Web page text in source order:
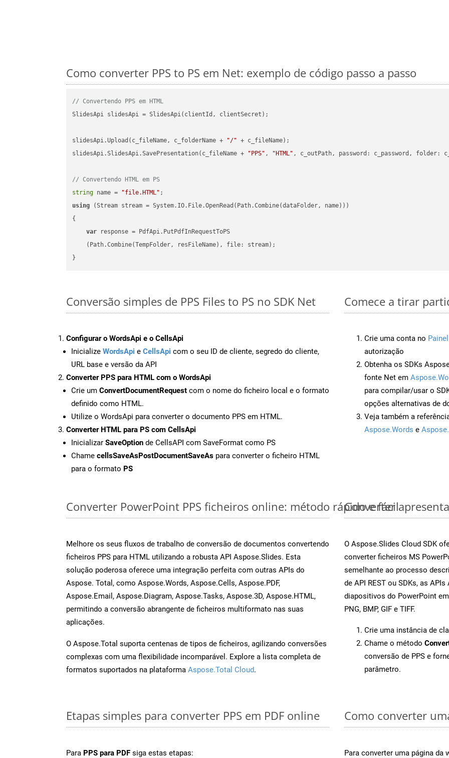
Como converter PPS to PS em Net: exemplo de código passo a passo
// Convertendo PPS em HTML
SlidesApi slidesApi = SlidesApi(clientId, clientSecret);
slidesApi.Upload(c_fileName, c_folderName + "/" + c_fileName);
slidesApi.SlidesApi.SavePresentation(c_fileName +
"PPS" , "HTML" , c_outPath, password: c_password, folder:
// Convertendo HTML em PS
string name = "file.HTML"
using (Stream stream = System.IO.File.OpenRead(Path.Combine(dataFolder, name)))
{
var response = PdfApi.PutPdfInRequestToPS
    (Path.Combine(TempFolder, resFileName), file: stream);
Conversão simples de PPS Files to PS no SDK Net
Configurar o WordsApi e o CellsApi
Inicialize WordsApi e CellsApi com o seu ID de cliente, segredo do cliente,
URL base e versão da API
Converter PPS para HTML com o WordsApi
Crie um ConvertDocumentRequest com o nome do ficheiro local e o formato
definido como HTML.
Utilize o WordsApi para converter o documento PPS em HTML.
Converter HTML para PS com CellsApi
Inicializar SaveOption de CellsAPI com SaveFormat como PS
Chame cellsSaveAsPostDocumentSaveAs para converter o ficheiro HTML
para o formato PS
Comece a tirar
Crie uma conta no Painel
autorização
Obtenha os SDKs
fonte Net em
para compilar/usar o
opções alternativas de
Veja também a
Aspose.Words e
Converter PowerPoint PPS ficheiros online: método rápido e fácil
Melhore os seus fluxos de trabalho de conversão de documentos convertendo
ficheiros PPS para HTML utilizando a robusta API Aspose.Slides. Esta
solução poderosa oferece uma integração perfeita com outras APIs do
Aspose. Total, como Aspose.Words, Aspose.Cells, Aspose.PDF,
Aspose.Email, Aspose.Diagram, Aspose.Tasks, Aspose.3D, Aspose.HTML,
permitindo a conversão abrangente de ficheiros multiformato nas suas
aplicações.
O Aspose.Total suporta centenas de tipos de ficheiros, agilizando conversões
complexas com uma flexibilidade incomparável. Explore a lista completa de
formatos suportados na plataforma Aspose.Total Cloud.
Converter
O Aspose.Slides Cloud SDK
converter ficheiros MS
semelhante ao processo
de API REST ou SDKs, as
diapositivos do PowerPoint
PNG, BMP, GIF e TIFF.
Crie uma instância de
Chame o método
conversão de PPS e
parâmetro.
Etapas simples para converter PPS em PDF online
Para PPS para PDF siga estas etapas:
Como converter
Para converter uma página da